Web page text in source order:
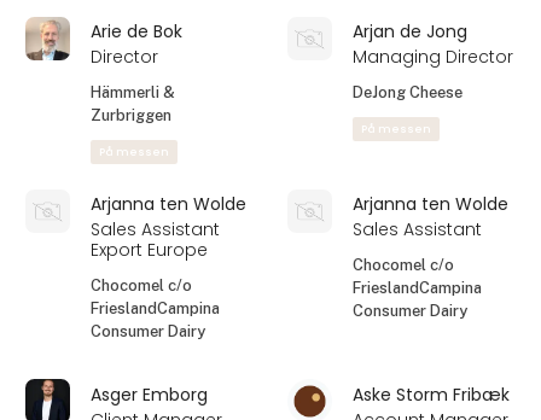
Anouk Baerveldt
Brand Manager
Chocomel c/o
FrieslandCampina
Consumer Dairy
Anouk Baerveldt
Brand Manager
Chocomel c/o
FrieslandCampina
Consumer Dairy
Antonio Saraiva
Commercial
Director
Better With Almonds
På messen
Ari Halme
NORDIC SALES
Kizable, LLC
På messen
Director
Managing Director